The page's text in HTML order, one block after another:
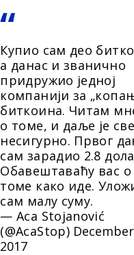
Купио сам део
а данас и званично
придружио једној
компанији за
биткоина. Читам
о томе, и даље је све
несигурно. Првог
сам зарадио 2.8
Обавештаваћу вас о
томе како иде.
сам малу суму.
— Aca Stojanović
(@AcaStop)
2017